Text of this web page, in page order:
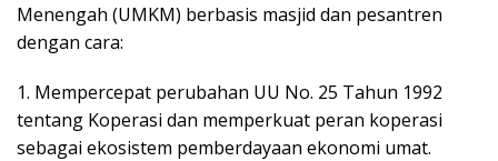
Menengah (UMKM) berbasis masjid dan pesantren
dengan cara:
1. Mempercepat perubahan UU No. 25 Tahun 1992
tentang Koperasi dan memperkuat peran koperasi
sebagai ekosistem pemberdayaan ekonomi umat.